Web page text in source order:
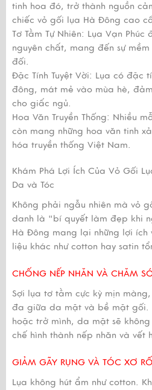
tinh hoa đó, trở thành nguồn
chiếc vỏ gối lụa Hà Đông cao
Tơ Tằm Tự Nhiên: Lụa Vạn
nguyên chất, mang đến sự
đối.
Đặc Tính Tuyệt Vời: Lụa có đặc
đông, mát mẻ vào mùa hè,
cho giấc ngủ.
Hoa Văn Truyền Thống: Nhiều
còn mang những hoa văn tinh
hóa truyền thống Việt Nam.
Khám Phá Lợi Ích Của Vỏ Gối
Da và Tóc
Không phải ngẫu nhiên mà vỏ
danh là "bí quyết làm đẹp khi
Hà Đông mang lại những lợi
liệu khác như cotton hay satin
CHỐNG NẾP NHĂN VÀ CHĂM
Sợi lụa tơ tằm cực kỳ mịn
đa giữa da mặt và bề mặt gối.
hoặc trở mình, da mặt sẽ
chế hình thành nếp nhăn và vết
GIẢM GÃY RỤNG VÀ TÓC XƠ
Lụa không hút ẩm như cotton.